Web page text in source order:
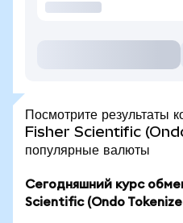
Посмотрите
Fisher Scientific
популярные валюты
Сегодняшний курс
Scientific (Ondo